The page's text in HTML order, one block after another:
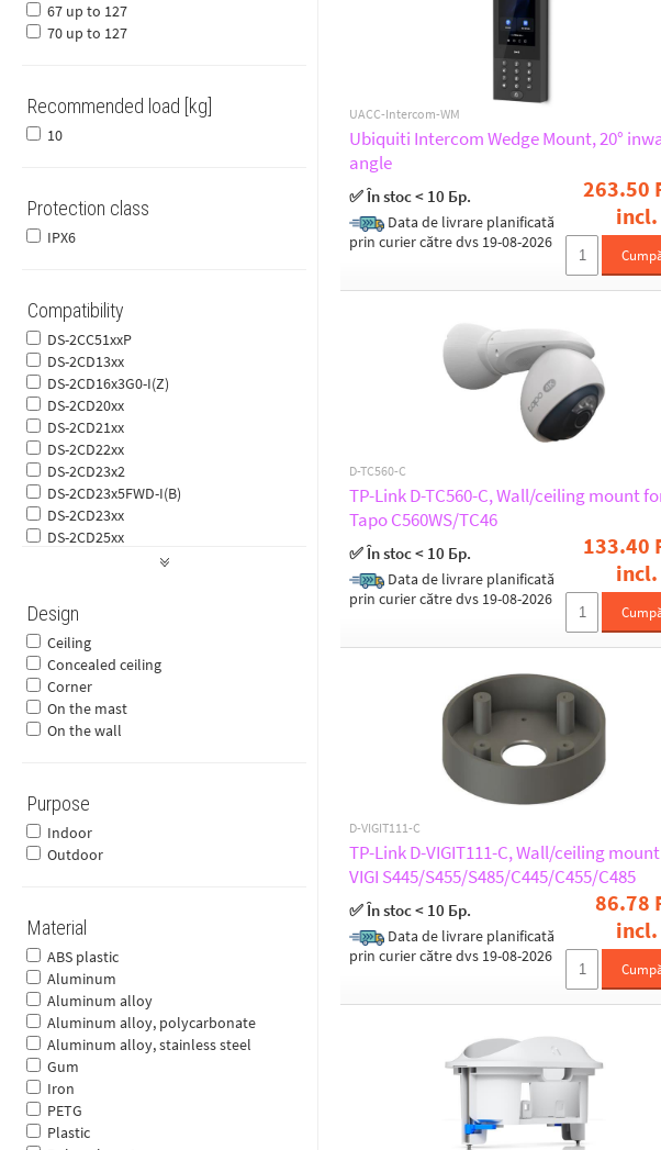
67 up to 127
70 up to 127
Recommended load [kg]
10
Protection class
IPX6
Compatibility
DS-2CC51xxP
DS-2CD13xx
DS-2CD16x3G0-I(Z)
DS-2CD20xx
DS-2CD21xx
DS-2CD22xx
DS-2CD23x2
DS-2CD23x5FWD-I(B)
DS-2CD23xx
DS-2CD25xx
DS-2CD26x3G0-IZS
DS-2CD26x6G1-IZS
DS-2CD26xx
DS-2CD27x2
DS-2CD27x3G0-IZS
DS-2CD27x5
DS-2CD27x5FWD-IZS
DS-2CD27xx
DS-2CD2Tx2WD-I3/I5/I8
DS-2CD2Tx3G0-I5/I8
DS-2CD2Tx5FWD-I5/I8
DS-2CD2Tx6G1-2I/4I(/SL)
DS-2CD33xx
DS-2CD37xx
DS-2CD41xx
DS-2CD4AxxFWD-IZ(H)(S)
DS-2CD4Bx6FWD-IZ(S)
DS-2CD4DxxFWD-IZ(S)
DS-2CD55xx
DS-2CD5AxxG-IZ(H)S
DS-2CD63xx
DS-2CD71xx
Design
Ceiling
Concealed ceiling
Corner
On the mast
On the wall
Purpose
Indoor
Outdoor
Material
ABS plastic
Aluminum
Aluminum alloy
Aluminum alloy, polycarbonate
Aluminum alloy, stainless steel
Gum
Iron
PETG
Plastic
UACC-Intercom-WM
Ubiquiti Intercom Wedge Mount, 20°
angle
✅ În stoc < 10 Бр.
Data de livrare planificată
prin curier către dvs 19-08-2026
263.50
incl.
D-TC560-C
TP-Link D-TC560-C, Wall/ceiling mount
Tapo C560WS/TC46
✅ În stoc < 10 Бр.
Data de livrare planificată
prin curier către dvs 19-08-2026
133.40
incl.
D-VIGIT111-C
TP-Link D-VIGIT111-C, Wall/ceiling
VIGI S445/S455/S485/C445/C455/C485
✅ În stoc < 10 Бр.
Data de livrare planificată
prin curier către dvs 19-08-2026
86.78
incl.